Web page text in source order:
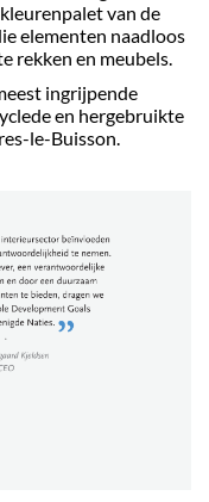
van de
elementen naadloos
rekken en meubels.
ingrijpende
en hergebruikte
le-Buisson.